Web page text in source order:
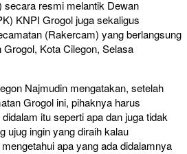
secara resmi melantik Dewan
KNPI Grogol juga sekaligus
(Rakercam) yang berlangsung
Kota Cilegon, Selasa
Najmudin mengatakan, setelah
Grogol ini, pihaknya harus
itu seperti apa dan juga tidak
ujug ingin yang diraih kalau
apa yang ada didalamnya